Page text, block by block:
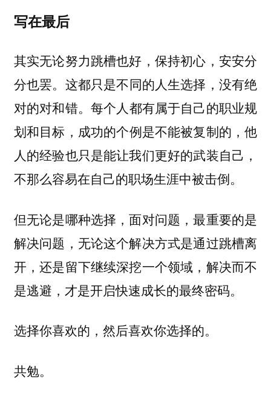
写在最后
其实无论努力跳槽也好，保持初心，安安分
分也罢。这都只是不同的人生选择，没有绝
对的对和错。每个人都有属于自己的职业规
划和目标， 成功的个例是不能被复制的，他
人的经验也只是能让我们更好的武装自己，
不那么容易在自己的职场生涯中被击倒。
但无论是哪种选择，面对问题，最重要的是
解决问题，无论这个解决方式是通过跳槽离
开，还是留下继续深挖一个领域， 解决而不
是逃避，才是开启快速成长的最终密码。
选择你喜欢的，然后喜欢你选择的。
共勉。